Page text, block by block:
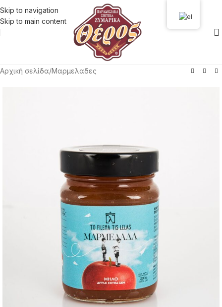
Skip to navigation
Skip to main content
Αρχική σελίδα/Μαρμελαδες